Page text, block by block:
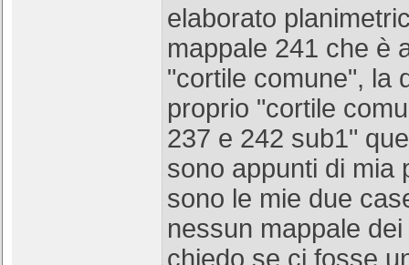
elaborato
mappale 241 che è
"cortile comune", la
proprio "cortile
237 e 242 sub1"
sono appunti di mia
sono le mie due
nessun mappale
chiedo se ci fosse